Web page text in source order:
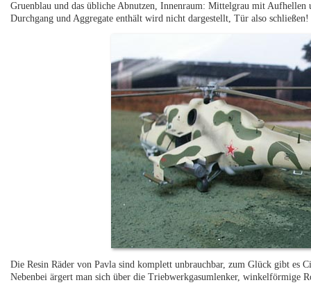
Gruenblau und das übliche Abnutzen, Innenraum: Mittelgrau mit
Durchgang und Aggregate enthält wird nicht dargestellt, Tür also schließen!
Die Resin Räder von Pavla sind komplett unbrauchbar, zum Glück gibt es
Nebenbei ärgert man sich über die Triebwerkgasumlenker, winkelförmige